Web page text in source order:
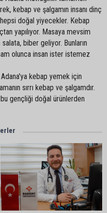
kebap ve şalgamın insanı dinç
doğal yiyecekler. Kebap
yapılıyor. Masaya mevsim
biber geliyor. Bunların
olunca insan ister istemez
kebap yemek için
sırrı kebap ve şalgamdır.
gençliği doğal ürünlerden